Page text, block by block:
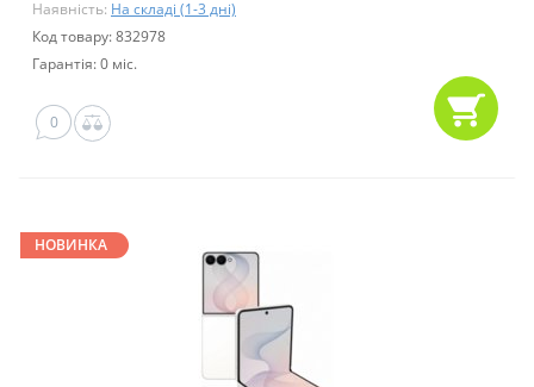
Наявність: На складі (1-3 дні)
Код товару: 832978
Гарантія: 0 міс.
0
НОВИНКА